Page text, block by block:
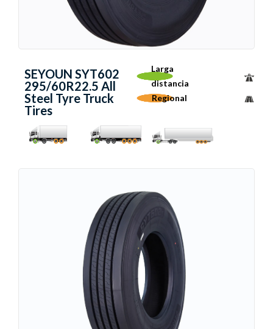
SEYOUN SYT602
295/60R22.5 All
Steel Tyre Truck
Tires
Larga
distancia
Regional